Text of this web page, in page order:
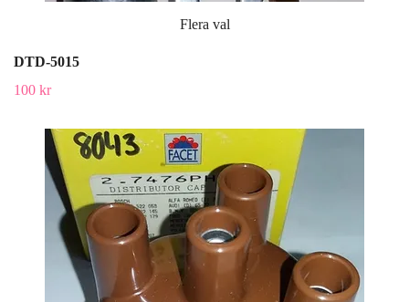
Flera val
DTD-5015
100 kr